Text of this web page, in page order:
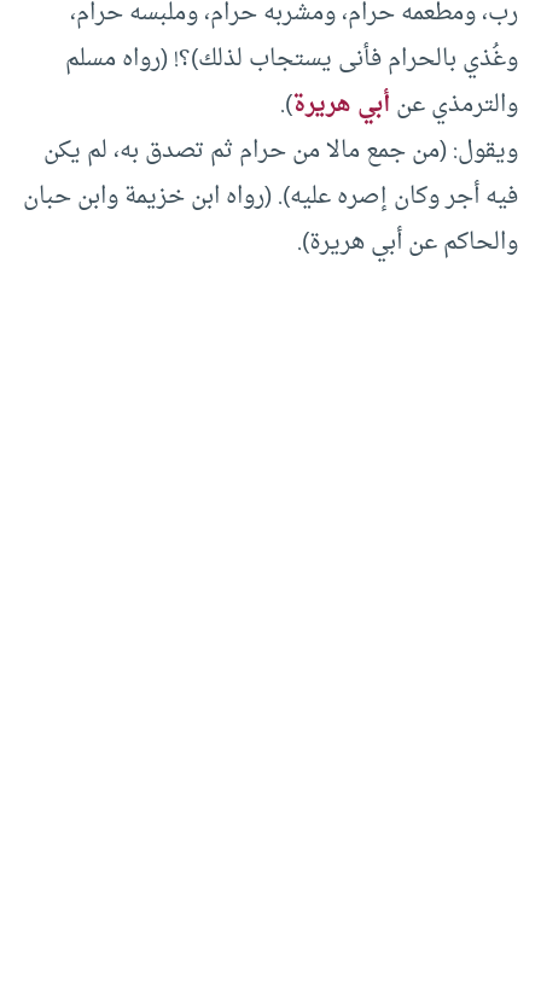
رب، ومطعمه حرام، ومشربه حرام، وملبسه حرام،
وغُذي بالحرام فأنى يستجاب لذلك)؟! (رواه مسلم
والترمذي عنأبي هريرة).
ويقول: (من جمع مالا من حرام ثم تصدق به، لم يكن
فيه أجر وكان إصره عليه). (رواه ابن خزيمة وابن حبان
والحاكم عن أبي هريرة).